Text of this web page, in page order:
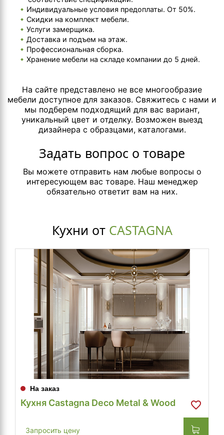
Индивидуальные условия предоплаты. От 50%.
Скидки на комплект мебели.
Услуги замерщика.
Доставка и подъем на этаж.
Профессиональная сборка.
Хранение мебели на складе компании до 5 дней.
На сайте представлено не все многообразие
мебели доступное для заказов. Свяжитесь с нами и
мы подберем подходящий для вас вариант,
уникальный цвет и отделку. Возможен выезд
дизайнера с образцами, каталогами.
Задать вопрос о товаре
Вы можете отправить нам любые вопросы о
интересующем вас товаре. Наш менеджер
обязательно ответит вам на них.
Кухни от CASTAGNA
На заказ
Кухня Castagna Deco Metal & Wood
Запросить цену